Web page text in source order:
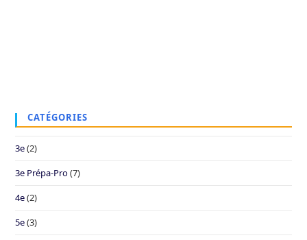
CATÉGORIES
3e(2)
3e Prépa-Pro(7)
4e(2)
5e(3)